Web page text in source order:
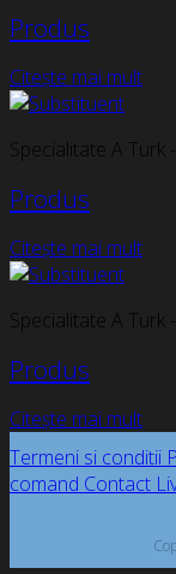
Produs
Citește mai mult
Specialitate A Turk
Produs
Citește mai mult
Specialitate A Turk
Produs
Citește mai mult
Termeni si conditii
comand Contact